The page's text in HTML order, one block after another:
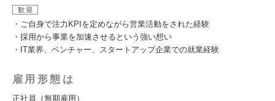
歓迎
・ご自身で注力KPIを定めながら営業活動をされた経験
・採用から事業を加速させるという強い想い
・IT業界、ベンチャー、スタートアップ企業での就業経験
雇用形態は
正社員（無期雇用）